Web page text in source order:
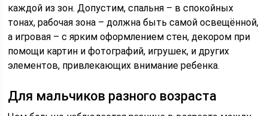
каждой из зон. Допустим, спальня – в спокойных
тонах, рабочая зона – должна быть самой освещённой,
а игровая – с ярким оформлением стен, декором при
помощи картин и фотографий, игрушек, и других
элементов, привлекающих внимание ребенка.
Для мальчиков разного возраста